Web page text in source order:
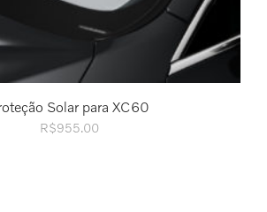
Solar para XC60
R$955.00